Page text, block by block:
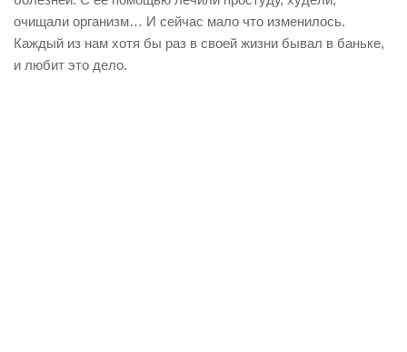
очищали организм… И сейчас мало что изменилось.
Каждый из нам хотя бы раз в своей жизни бывал в баньке,
и любит это дело.